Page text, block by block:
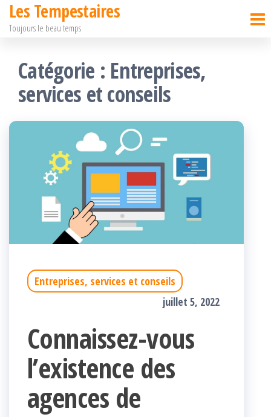
Passer
contenu
Les Tempestaires
Toujours le beau temps
Catégorie : Entreprises,
services et conseils
Entreprises, services et conseils
juillet 5, 2022
Connaissez-vous
l’existence des
agences de